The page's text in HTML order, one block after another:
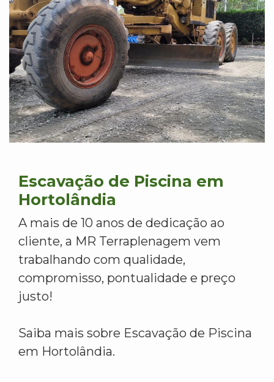
Escavação de Piscina em
Hortolândia
A mais de 10 anos de dedicação ao
cliente, a MR Terraplenagem vem
trabalhando com qualidade,
compromisso, pontualidade e preço
justo!
Saiba mais sobre Escavação de Piscina
em Hortolândia.